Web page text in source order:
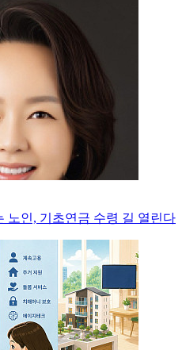
노인, 기초연금 수령 길 열린다